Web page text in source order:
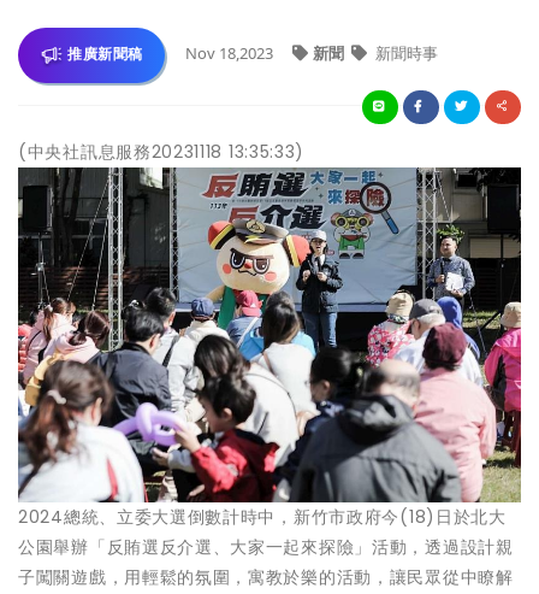
推廣新聞稿 Nov 18,2023 新聞 新聞時事
(中央社訊息服務20231118 13:35:33)
2024總統、立委大選倒數計時中，新竹市政府今(18)日於北大
公園舉辦「反賄選反介選、大家一起來探險」活動，透過設計親
子闖關遊戲，用輕鬆的氛圍，寓教於樂的活動，讓民眾從中瞭解